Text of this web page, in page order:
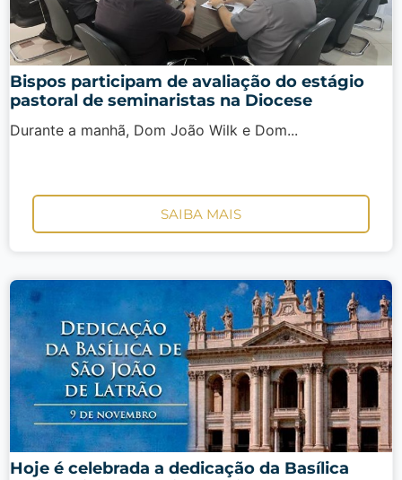
Bispos participam de avaliação do estágio
pastoral de seminaristas na Diocese
Durante a manhã, Dom João Wilk e Dom...
SAIBA MAIS
Hoje é celebrada a dedicação da Basílica